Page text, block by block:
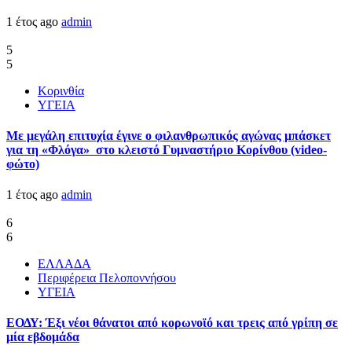
1 έτος ago admin
5
5
Κορινθία
ΥΓΕΙΑ
Με μεγάλη επιτυχία έγινε ο φιλανθρωπικός αγώνας μπάσκετ
για τη «Φλόγα» στο κλειστό Γυμναστήριο Κορίνθου (video-
φώτο)
1 έτος ago admin
6
6
ΕΛΛΑΔΑ
Περιφέρεια Πελοποννήσου
ΥΓΕΙΑ
ΕΟΔΥ: Έξι νέοι θάνατοι από κορωνοϊό και τρεις από γρίπη σε
μία εβδομάδα